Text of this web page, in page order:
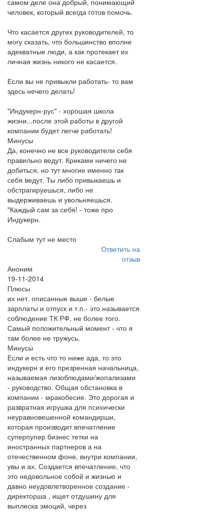
самом деле она добрый, понимающий
человек, который всегда готов помочь.
Что касается других руководителей, то
могу сказать, что большинство вполне
адекватные люди, а как протекает их
личная жизнь никого не касается.
Если вы не привыкли работать- то вам
здесь нечего делать!
"Индукерн-рус" - хорошая школа
жизни...после этой работы в другой
компании будет легче работать!
Минусы
Да, конечно не все руководители себя
правильно ведут. Криками ничего не
добиться, но тут многие именно так
себя ведут. Ты либо привыкаешь и
обстрагируешься, либо не
выдерживаешь и увольняешься.
"Каждый сам за себя! - тоже про
Индукерн.
Слабым тут не место
Ответить на
отзыв
Аноним
19-11-2014
Плюсы
их нет. описанные выше - белые
зарплаты и отпуск и т.п.- это называется
соблюдение ТК РФ, не более того.
Самый положительный момент - что я
там более не тружусь.
Минусы
Если и есть что то ниже ада, то это
индукерн и его презренная начальница,
называемая лизоблюдами/жопализами
- руководство. Общая обстановка в
компании - мракобесие. Это дорогая и
развратная игрушка для психически
неуравновешенной командирши,
которая производит впечатление
суперпупер бизнес тетки на
иностранных партнеров а на
отечественном фоне, внутри компании,
увы и ах. Создается впечатление, что
это недовольное собой и жизнью и
давно неудовлетворенное создание -
директорша , ищет отдушину для
выплеска эмоций, через